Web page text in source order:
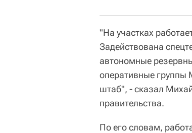
"На участках
Задействована
автономные
оперативные группы
штаб", - сказал
правительства.
По его словам,